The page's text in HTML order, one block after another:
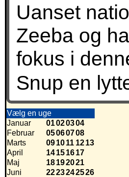
Uanset
Zeeba og
fokus i
Snup en
Vælg en uge
Januar
01020304
Februar
05060708
Marts
091011 1213
April
14151617
Maj
18192021
Juni
2223242526